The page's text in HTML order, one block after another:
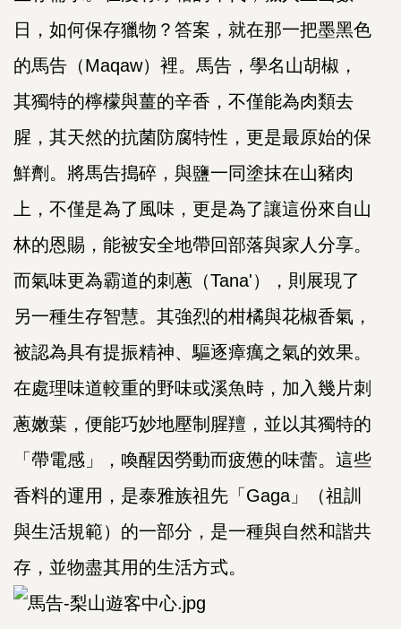
日，如何保存獵物？答案，就在那一把墨黑色
的馬告（Maqaw）裡。馬告，學名山胡椒，
其獨特的檸檬與薑的辛香，不僅能為肉類去
腥，其天然的抗菌防腐特性，更是最原始的保
鮮劑。將馬告搗碎，與鹽一同塗抹在山豬肉
上，不僅是為了風味，更是為了讓這份來自山
林的恩賜，能被安全地帶回部落與家人分享。
而氣味更為霸道的刺蔥（Tana'），則展現了
另一種生存智慧。其強烈的柑橘與花椒香氣，
被認為具有提振精神、驅逐瘴癘之氣的效果。
在處理味道較重的野味或溪魚時，加入幾片刺
蔥嫩葉，便能巧妙地壓制腥羶，並以其獨特的
「帶電感」，喚醒因勞動而疲憊的味蕾。這些
香料的運用，是泰雅族祖先「Gaga」（祖訓
與生活規範）的一部分，是一種與自然和諧共
存，並物盡其用的生活方式。